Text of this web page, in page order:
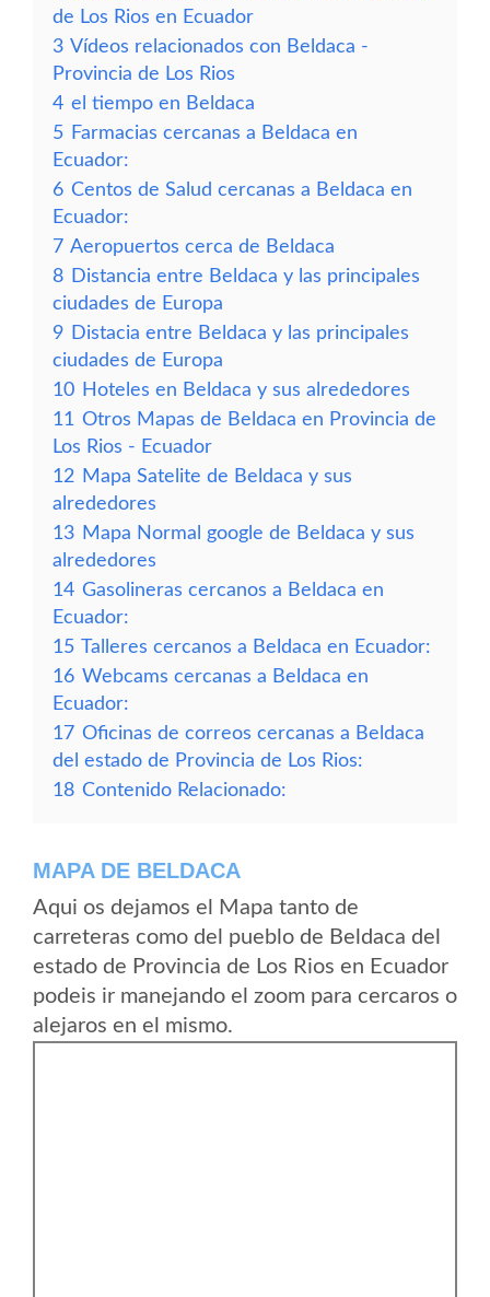
de Los Rios en Ecuador
3 Vídeos relacionados con Beldaca -
Provincia de Los Rios
4 el tiempo en Beldaca
5 Farmacias cercanas a Beldaca en
Ecuador:
6 Centos de Salud cercanas a Beldaca en
Ecuador:
7 Aeropuertos cerca de Beldaca
8 Distancia entre Beldaca y las principales
ciudades de Europa
9 Distacia entre Beldaca y las principales
ciudades de Europa
10 Hoteles en Beldaca y sus alrededores
11 Otros Mapas de Beldaca en Provincia de
Los Rios - Ecuador
12 Mapa Satelite de Beldaca y sus
alrededores
13 Mapa Normal google de Beldaca y sus
alrededores
14 Gasolineras cercanos a Beldaca en
Ecuador:
15 Talleres cercanos a Beldaca en Ecuador:
16 Webcams cercanas a Beldaca en
Ecuador:
17 Oficinas de correos cercanas a Beldaca
del estado de Provincia de Los Rios:
18 Contenido Relacionado:
MAPA DE BELDACA
Aqui os dejamos el Mapa tanto de
carreteras como del pueblo de Beldaca del
estado de Provincia de Los Rios en Ecuador
podeis ir manejando el zoom para cercaros o
alejaros en el mismo.